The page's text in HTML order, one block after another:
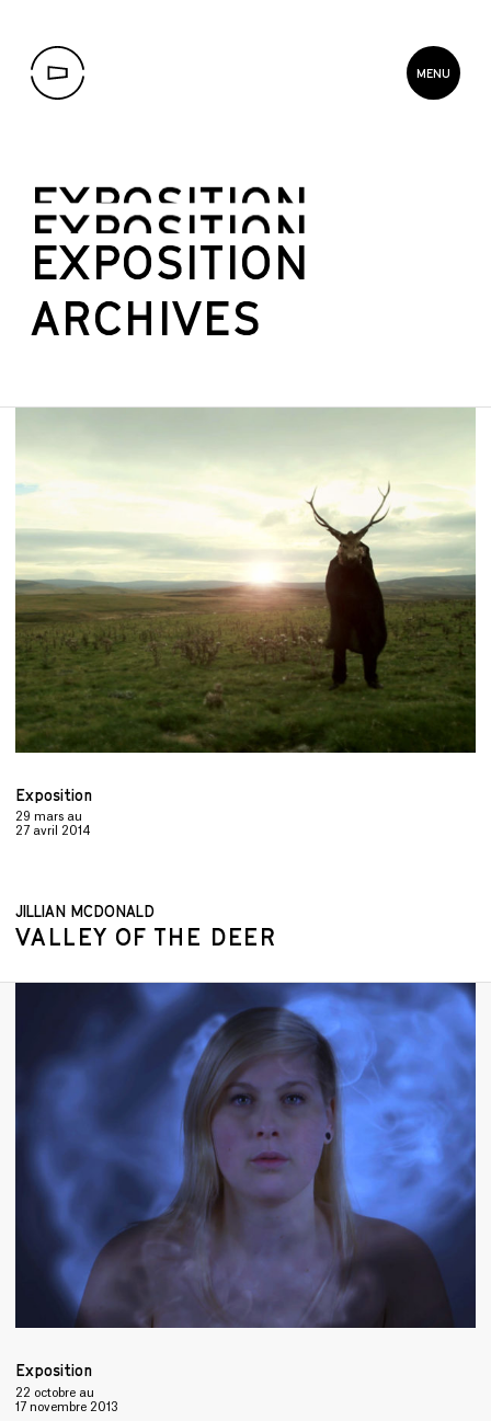
MENU
À PROPOS
SERVICES ET
L'ALPINE / L'ÉCRAN
D'ÉPINGLES
DEVENIR MEMBRE
EXPOSITION
EXPOSITION
EXPOSITION
ARCHIVES
Exposition
29 mars au
27 avril 2014
JILLIAN MCDONALD
VALLEY OF THE DEER
Exposition
22 octobre au
17 novembre 2013